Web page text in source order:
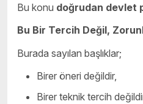
Bu konu doğrudan devlet
Bu Bir Tercih Değil,
Burada sayılan başlıklar;
Birer öneri değildir,
Birer teknik tercih